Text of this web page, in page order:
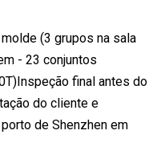
(3 grupos na sala
- 23 conjuntos
final antes do
do cliente e
de Shenzhen em